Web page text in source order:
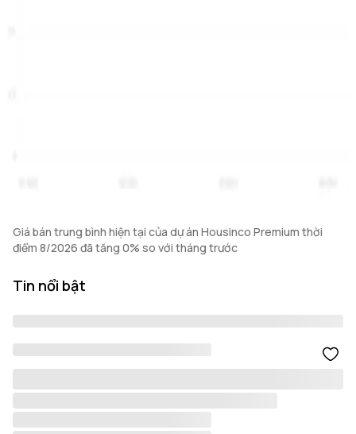
Giá bán trung bình hiện tại của dự án Housinco Premium thời
điểm 8/2026 đã tăng 0% so với tháng trước
Tin nổi bật